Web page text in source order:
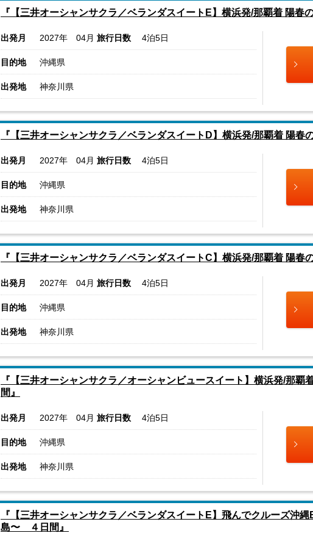
『【三井オーシャンサクラ／ベランダスイートE】横浜発/那覇着 陽
出発月 2027年 04月 旅行日数 4泊5日
目的地 沖縄県
出発地 神奈川県
『【三井オーシャンサクラ／ベランダスイートD】横浜発/那覇着 陽
出発月 2027年 04月 旅行日数 4泊5日
目的地 沖縄県
出発地 神奈川県
『【三井オーシャンサクラ／ベランダスイートC】横浜発/那覇着 陽
出発月 2027年 04月 旅行日数 4泊5日
目的地 沖縄県
出発地 神奈川県
『【三井オーシャンサクラ／オーシャンビュースイート】横浜発/那
間』
出発月 2027年 04月 旅行日数 4泊5日
目的地 沖縄県
出発地 神奈川県
『【三井オーシャンサクラ／ベランダスイートE】飛んでクルーズ沖
島〜 ４日間』